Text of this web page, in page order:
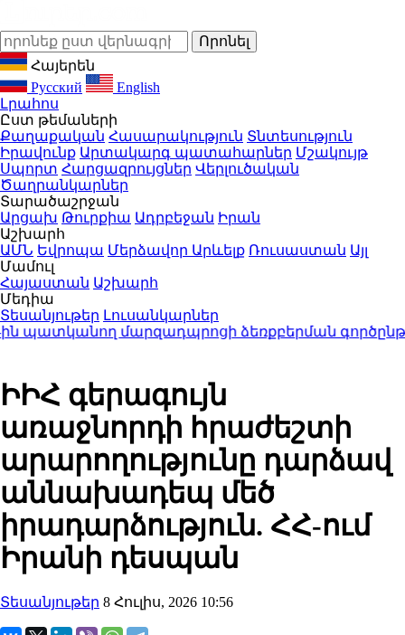
Հայերեն
Русский
English
Լրահոս
Ըստ թեմաների
Քաղաքական Հասարակություն Տնտեսություն
Իրավունք Արտակարգ պատահարներ Մշակույթ
Սպորտ Հարցազրույցներ Վերլուծական
Ծաղրանկարներ
Տարածաշրջան
Արցախ Թուրքիա Ադրբեջան Իրան
Աշխարհ
ԱՄՆ Եվրոպա Մերձավոր Արևելք Ռուսաստան Այլ
Մամուլ
Հայաստան Աշխարհ
Մեդիա
Տեսանյութեր Լուսանկարներ
մարզադպրոցի ձեռքբերման
ԻԻՀ գերագույն
առաջնորդի հրաժեշտի
արարողությունը դարձավ
աննախադեպ մեծ
իրադարձություն. ՀՀ-ում
Իրանի դեսպան
Տեսանյութեր 8 Հուլիս, 2026 10:56